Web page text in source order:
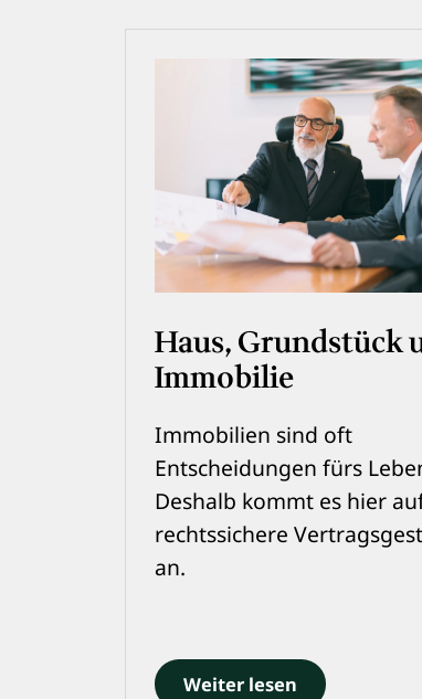
Haus, Grundstück
Immobilie
Immobilien sind oft
Entscheidungen fürs
Deshalb kommt es hier
rechtssichere
an.
Weiter lesen